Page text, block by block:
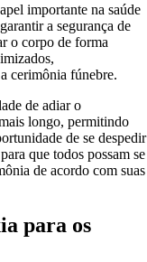
importante na saúde
a segurança de
o corpo de forma
cerimônia fúnebre.
de adiar o
longo, permitindo
de se despedir
que todos possam se
de acordo com suas
para os